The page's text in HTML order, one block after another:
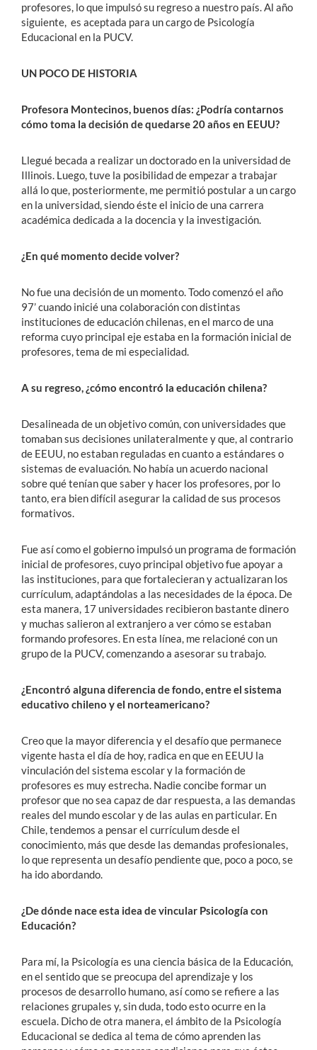
profesores, lo que impulsó su regreso a nuestro país. Al año
siguiente, es aceptada para un cargo de Psicología
Educacional en la PUCV.
UN POCO DE HISTORIA
Profesora Montecinos, buenos días: ¿Podría contarnos
cómo toma la decisión de quedarse 20 años en EEUU?
Llegué becada a realizar un doctorado en la universidad de
Illinois. Luego, tuve la posibilidad de empezar a trabajar
allá lo que, posteriormente, me permitió postular a un cargo
en la universidad, siendo éste el inicio de una carrera
académica dedicada a la docencia y la investigación.
¿En qué momento decide volver?
No fue una decisión de un momento. Todo comenzó el año
97’ cuando inicié una colaboración con distintas
instituciones de educación chilenas, en el marco de una
reforma cuyo principal eje estaba en la formación inicial de
profesores, tema de mi especialidad.
A su regreso, ¿cómo encontró la educación chilena?
Desalineada de un objetivo común, con universidades que
tomaban sus decisiones unilateralmente y que, al contrario
de EEUU, no estaban reguladas en cuanto a estándares o
sistemas de evaluación. No había un acuerdo nacional
sobre qué tenían que saber y hacer los profesores, por lo
tanto, era bien difícil asegurar la calidad de sus procesos
formativos.
Fue así como el gobierno impulsó un programa de formación
inicial de profesores, cuyo principal objetivo fue apoyar a
las instituciones, para que fortalecieran y actualizaran los
currículum, adaptándolas a las necesidades de la época. De
esta manera, 17 universidades recibieron bastante dinero
y muchas salieron al extranjero a ver cómo se estaban
formando profesores. En esta línea, me relacioné con un
grupo de la PUCV, comenzando a asesorar su trabajo.
¿Encontró alguna diferencia de fondo, entre el sistema
educativo chileno y el norteamericano?
Creo que la mayor diferencia y el desafío que permanece
vigente hasta el día de hoy, radica en que en EEUU la
vinculación del sistema escolar y la formación de
profesores es muy estrecha. Nadie concibe formar un
profesor que no sea capaz de dar respuesta, a las demandas
reales del mundo escolar y de las aulas en particular. En
Chile, tendemos a pensar el currículum desde el
conocimiento, más que desde las demandas profesionales,
lo que representa un desafío pendiente que, poco a poco, se
ha ido abordando.
¿De dónde nace esta idea de vincular Psicología con
Educación?
Para mí, la Psicología es una ciencia básica de la Educación,
en el sentido que se preocupa del aprendizaje y los
procesos de desarrollo humano, así como se refiere a las
relaciones grupales y, sin duda, todo esto ocurre en la
escuela. Dicho de otra manera, el ámbito de la Psicología
Educacional se dedica al tema de cómo aprenden las